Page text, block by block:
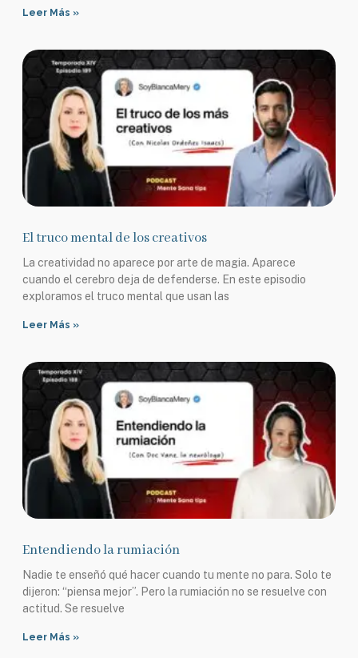
Leer Más »
El truco mental de los creativos
La creatividad no aparece por arte de magia. Aparece
cuando el cerebro deja de defenderse. En este episodio
exploramos el truco mental que usan las
Leer Más »
Entendiendo la rumiación
Nadie te enseñó qué hacer cuando tu mente no para. Solo te
dijeron: “piensa mejor”. Pero la rumiación no se resuelve con
actitud. Se resuelve
Leer Más »